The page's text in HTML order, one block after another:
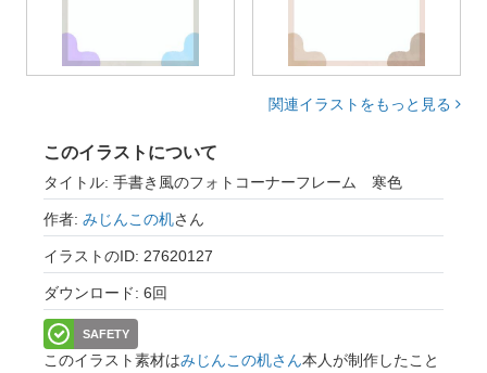
関連イラストをもっと見る
このイラストについて
タイトル: 手書き風のフォトコーナーフレーム 寒色
作者: みじんこの机さん
イラストのID: 27620127
ダウンロード: 6回
SAFETY
このイラスト素材はみじんこの机さん本人が制作したこと